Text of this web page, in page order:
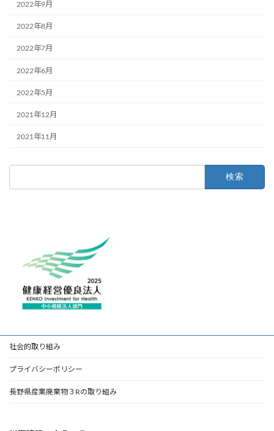
2022年9月
2022年8月
2022年7月
2022年6月
2022年5月
2021年12月
2021年11月
社会的取り組み
プライバシーポリシー
長野県産業廃棄物３Rの取り組み